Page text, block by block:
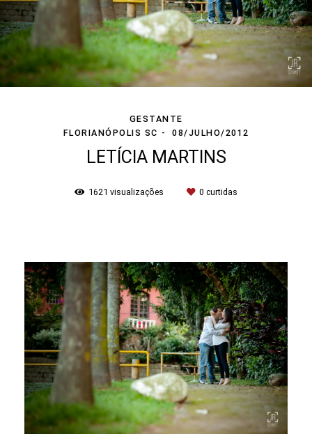
GESTANTE
FLORIANÓPOLIS SC
08/JULHO/2012
LETÍCIA MARTINS
1621 visualizações 0 curtidas